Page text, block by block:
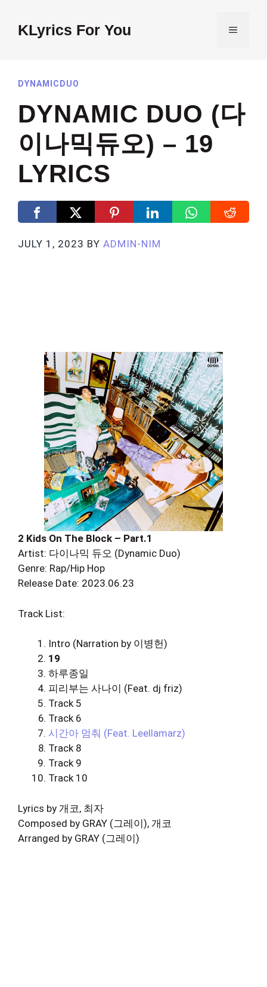
contentKLyrics For You MENU
DYNAMICDUO
DYNAMIC DUO (다
이나믹듀오) – 19
LYRICS
JULY 1, 2023 BY ADMIN-NIM
2 Kids On The Block – Part.1
Artist: 다이나믹 듀오 (Dynamic Duo)
Genre: Rap/Hip Hop
Release Date: 2023.06.23
Track List:
Intro (Narration by 이병헌)
19
하루종일
피리부는 사나이 (Feat. dj friz)
Track 5
Track 6
시간아 멈춰 (Feat. Leellamarz)
Track 8
Track 9
Track 10
Lyrics by 개코, 최자
Composed by GRAY (그레이), 개코
Arranged by GRAY (그레이)